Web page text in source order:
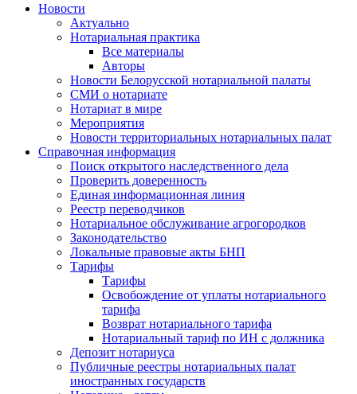
Новости
Актуально
Нотариальная практика
Все материалы
Авторы
Новости Белорусской нотариальной палаты
СМИ о нотариате
Нотариат в мире
Мероприятия
Новости территориальных нотариальных палат
Справочная информация
Поиск открытого наследственного дела
Проверить доверенность
Единая информационная линия
Реестр переводчиков
Нотариальное обслуживание агрогородков
Законодательство
Локальные правовые акты БНП
Тарифы
Тарифы
Освобождение от уплаты нотариального
тарифа
Возврат нотариального тарифа
Нотариальный тариф по ИН с должника
Депозит нотариуса
Публичные реестры нотариальных палат
иностранных государств